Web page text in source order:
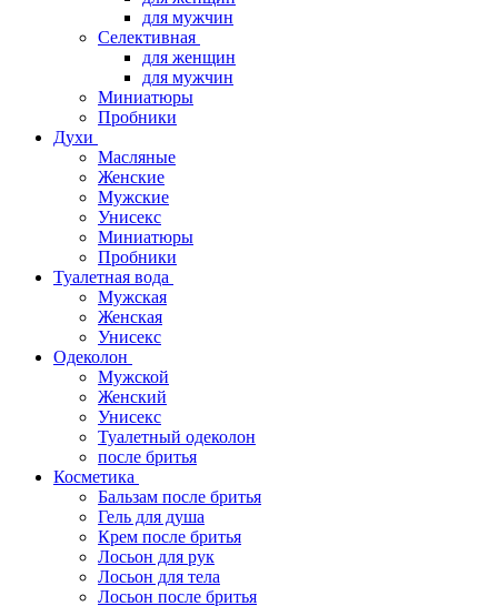
для мужчин
Селективная
для женщин
для мужчин
Миниатюры
Пробники
Духи
Масляные
Женские
Мужские
Унисекс
Миниатюры
Пробники
Туалетная вода
Мужская
Женская
Унисекс
Одеколон
Мужской
Женский
Унисекс
Туалетный одеколон
после бритья
Косметика
Бальзам после бритья
Гель для душа
Крем после бритья
Лосьон для рук
Лосьон для тела
Лосьон после бритья